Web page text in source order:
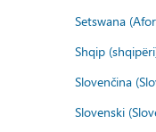
Setswana
Shqip
Slovenčina
Slovenski